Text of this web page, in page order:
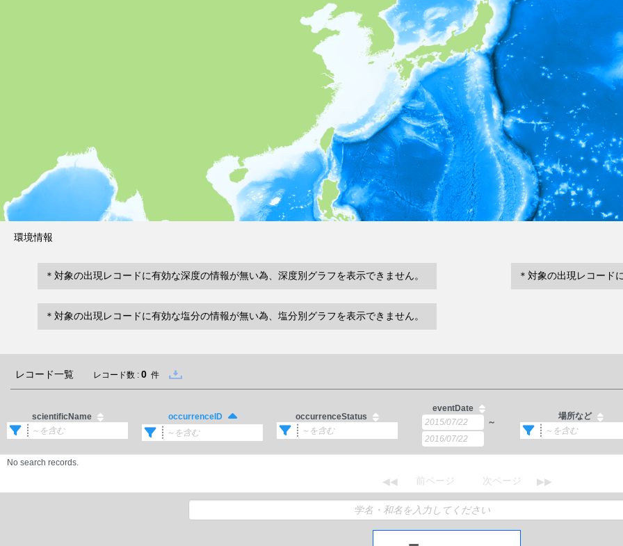
環境情報
＊対象の出現レコードに有効な深度の情報が無い為、深度別グラフを表示できません。 ＊対象の出現レコード
＊対象の出現レコードに有効な塩分の情報が無い為、塩分別グラフを表示できません。
レコード一覧 レコード数 : 0 件
scientificName occurrenceID occurrenceStatus
eventDate
～
場所など
No search records.